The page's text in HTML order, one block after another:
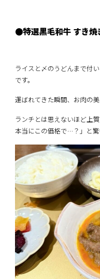
●特選黒毛和牛 すき
ライスと〆のうどんまで付
です。
運ばれてきた瞬間、お肉の美
ランチとは思えないほど上
本当にこの価格で…？」と驚